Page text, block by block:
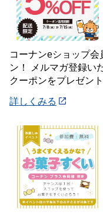
コーナンeショップ
ン！ メルマガ登録い
クーポンをプレゼントします！ 7月7日(
詳しくみる